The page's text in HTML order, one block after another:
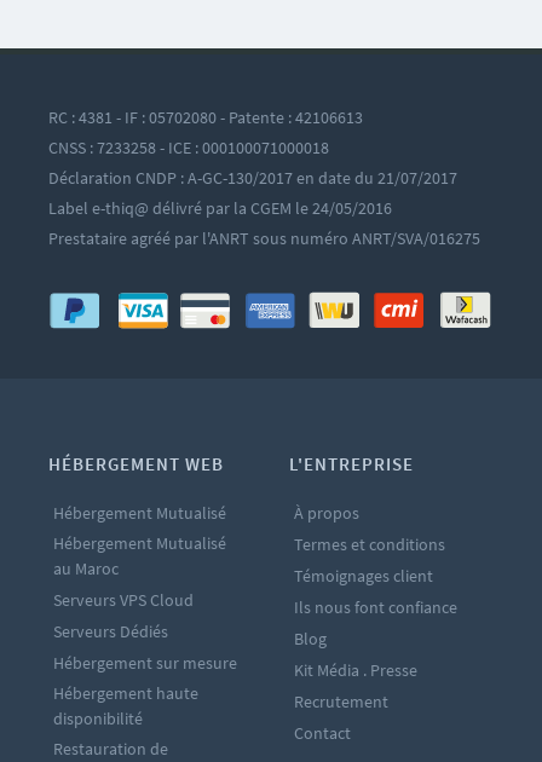
RC : 4381 - IF : 05702080 - Patente : 42106613
CNSS : 7233258 - ICE : 000100071000018
Déclaration CNDP : A-GC-130/2017 en date du 21/07/2017
Label e-thiq@ délivré par la CGEM le 24/05/2016
Prestataire agréé par l'ANRT sous numéro ANRT/SVA/016275
HÉBERGEMENT WEB
Hébergement Mutualisé
Hébergement Mutualisé
au Maroc
Serveurs VPS Cloud
Serveurs Dédiés
Hébergement sur mesure
Hébergement haute
disponibilité
Restauration de
L'ENTREPRISE
À propos
Termes et conditions
Témoignages client
Ils nous font confiance
Blog
Kit Média . Presse
Recrutement
Contact